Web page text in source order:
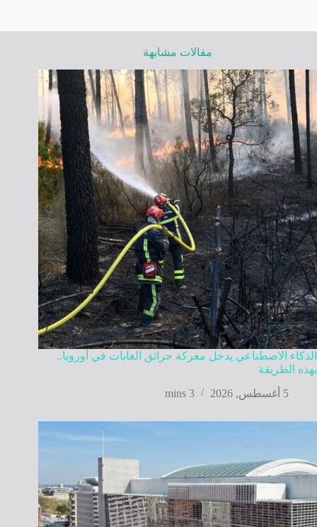
مقالات مشابهة
الذكاء الاصطناعي يدخل معركة حرائق الغابات في أوروبا..
بهذه الطريقة
5 أغسطس, 2026
3 mins